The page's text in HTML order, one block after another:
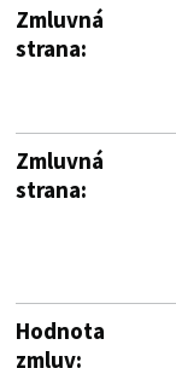
Zmluvná
strana:
Zmluvná
strana:
Hodnota
zmluv: